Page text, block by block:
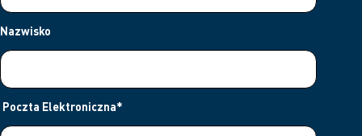
Nazwisko
Poczta Elektroniczna*